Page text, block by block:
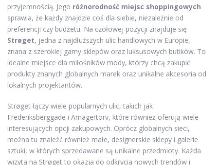
przyjemnością. Jego różnorodność miejsc shoppingowych
sprawia, że każdy znajdzie coś dla siebie, niezależnie od
preferencji czy budżetu. Na czołowej pozycji znajduje się
Strøget, jedna z najdłuższych ulic handlowych w Europie,
znana z szerokiej gamy sklepów oraz luksusowych butików. To
idealne miejsce dla miłośników mody, którzy chcą zakupić
produkty znanych globalnych marek oraz unikalne akcesoria od
lokalnych projektantów.
Strøget łączy wiele popularnych ulic, takich jak
Frederiksberggade i Amagertorv, które również oferują wiele
interesujących opcji zakupowych. Oprócz globalnych sieci,
można tu znaleźć również małe, designerskie sklepy i galerie
sztuki, w których sprzedawane są unikalne przedmioty. Każda
wizyta na Strøget to okazja do odkrycia nowych trendów i